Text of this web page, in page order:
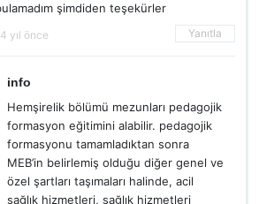
şimdiden teşekürler
yıl önce Yanıtla
info
Hemşirelik bölümü mezunları pedagojik
formasyon eğitimini alabilir. pedagojik
formasyonu tamamladıktan sonra
MEB’in belirlemiş olduğu diğer genel ve
özel şartları taşımaları halinde, acil
sağlık hizmetleri, sağlık hizmetleri